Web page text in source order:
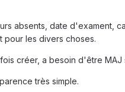
absents, date d'exament,
les divers choses.
créer, a besoin d'être MAJ
très simple.